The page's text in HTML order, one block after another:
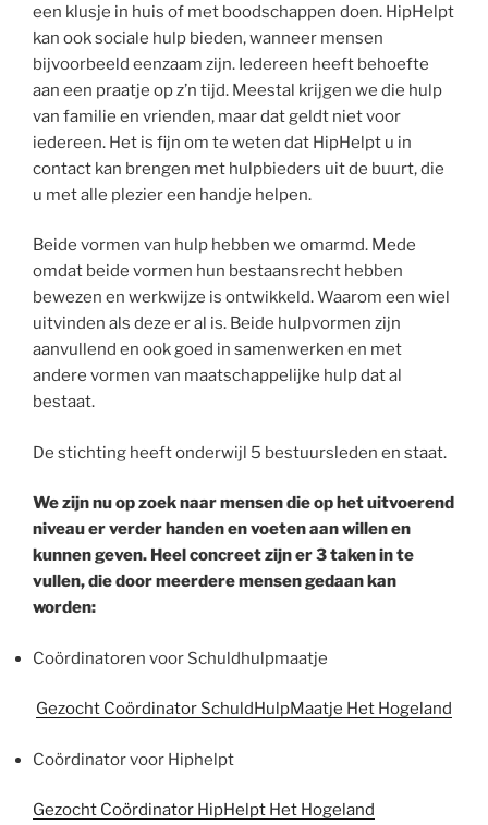
een klusje in huis of met boodschappen doen. HipHelpt
kan ook sociale hulp bieden, wanneer mensen
bijvoorbeeld eenzaam zijn. Iedereen heeft behoefte
aan een praatje op z’n tijd. Meestal krijgen we die hulp
van familie en vrienden, maar dat geldt niet voor
iedereen. Het is fijn om te weten dat HipHelpt u in
contact kan brengen met hulpbieders uit de buurt, die
u met alle plezier een handje helpen.
Beide vormen van hulp hebben we omarmd. Mede
omdat beide vormen hun bestaansrecht hebben
bewezen en werkwijze is ontwikkeld. Waarom een wiel
uitvinden als deze er al is. Beide hulpvormen zijn
aanvullend en ook goed in samenwerken en met
andere vormen van maatschappelijke hulp dat al
bestaat.
De stichting heeft onderwijl 5 bestuursleden en staat.
We zijn nu op zoek naar mensen die op het uitvoerend
niveau er verder handen en voeten aan willen en
kunnen geven. Heel concreet zijn er 3 taken in te
vullen, die door meerdere mensen gedaan kan
worden:
Coördinatoren voor Schuldhulpmaatje
Gezocht Coördinator SchuldHulpMaatje Het Hogeland
Coördinator voor Hiphelpt
Gezocht Coördinator HipHelpt Het Hogeland